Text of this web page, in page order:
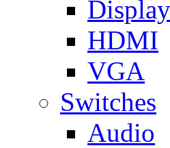
HDMI
VGA
Switches
Audio